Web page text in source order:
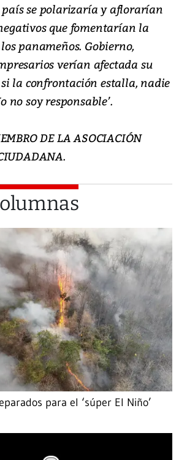
se polarizaría y aflorarían
que fomentarían la
panameños. Gobierno,
verían afectada su
la confrontación estalla, nadie
no soy responsable’.
DE LA ASOCIACIÓN
para el ‘súper El Niño’